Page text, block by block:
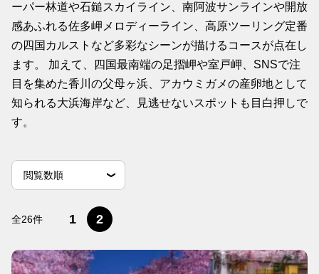
ーパー林道や石鎚スカイライン、南阿波サンラインや開放
感あふれる佐多岬メロディーライン、高原ツーリング定番
の四国カルストなど多彩なシーンが描けるコースが点在し
ます。 加えて、四国最南端の足摺岬や室戸岬、SNSで注
目を集めた香川の父母ヶ浜、アカウミガメの産卵地として
知られる大浜海岸など、見逃せないスポットも目白押しで
す。
並
替
条
並べ替え条件
新しい順
古い順
閲覧数順
全26件 1 2